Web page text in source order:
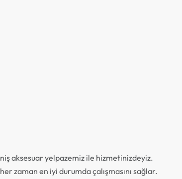
aksesuar yelpazemiz ile hizmetinizdeyiz.
zaman en iyi durumda çalışmasını sağlar.